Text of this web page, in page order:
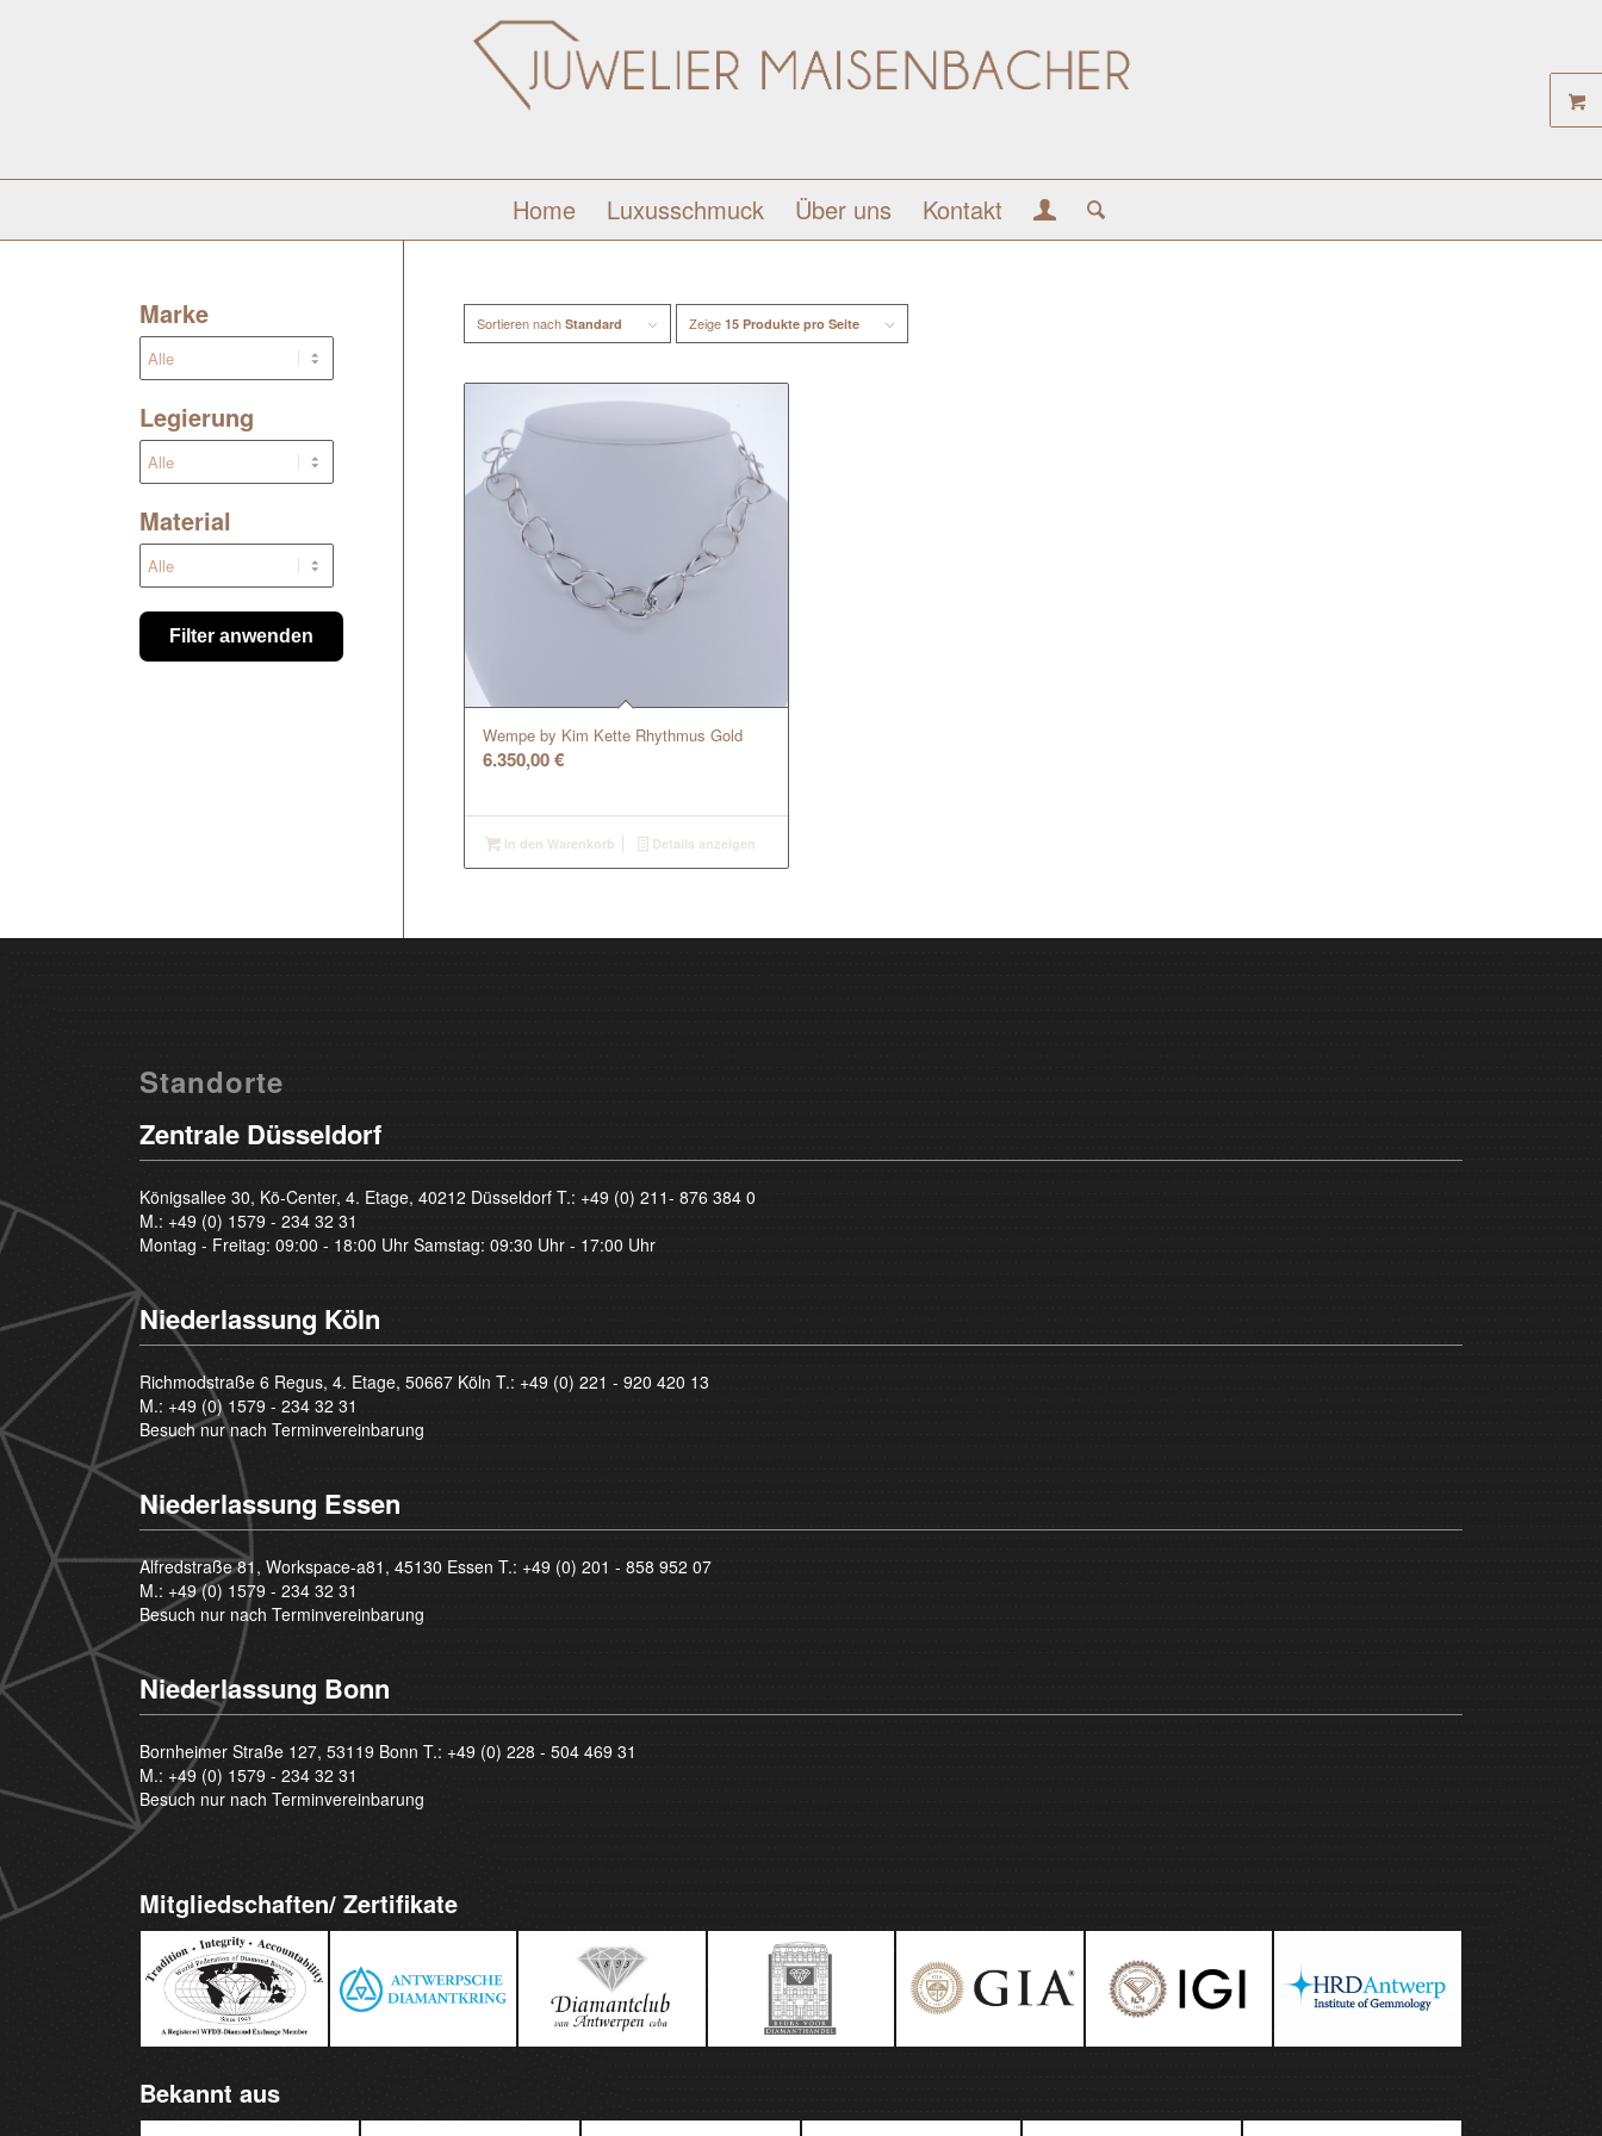
Home Luxusschmuck Über uns Kontakt
Sortieren nachStandard Zeige15 Produkte pro Seite
Wempe by Kim Kette Rhythmus Gold
6.350,00€
In den Warenkorb Details anzeigen
Marke
Legierung
Material
Filter anwenden
Standorte
Zentrale Düsseldorf
Königsallee 30, Kö-Center, 4. Etage, 40212 Düsseldorf T.: +49 (0) 211- 876 384 0
M.: +49 (0) 1579 - 234 32 31
Montag - Freitag: 09:00 - 18:00 Uhr Samstag: 09:30 Uhr - 17:00 Uhr
Niederlassung Köln
Richmodstraße 6 Regus, 4. Etage, 50667 Köln T.: +49 (0) 221 - 920 420 13
M.: +49 (0) 1579 - 234 32 31
Besuch nur nach Terminvereinbarung
Niederlassung Essen
Alfredstraße 81, Workspace-a81, 45130 Essen T.: +49 (0) 201 - 858 952 07
M.: +49 (0) 1579 - 234 32 31
Besuch nur nach Terminvereinbarung
Niederlassung Bonn
Bornheimer Straße 127, 53119 Bonn T.: +49 (0) 228 - 504 469 31
M.: +49 (0) 1579 - 234 32 31
Besuch nur nach Terminvereinbarung
Mitgliedschaften/ Zertifikate
Bekannt aus